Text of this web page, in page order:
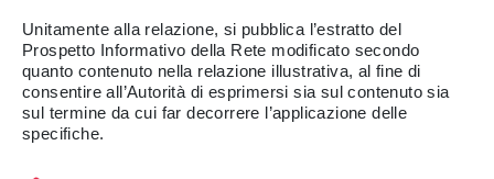
Unitamente alla relazione, si pubblica l’estratto del
Prospetto Informativo della Rete modificato secondo
quanto contenuto nella relazione illustrativa, al fine di
consentire all’Autorità di esprimersi sia sul contenuto sia
sul termine da cui far decorrere l’applicazione delle
specifiche.